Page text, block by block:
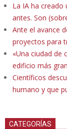
La IA ha creado
antes. Son
Ante el avance
proyectos para
«Una ciudad de
edificio más
Científicos
humano y que
CATEGORÍAS